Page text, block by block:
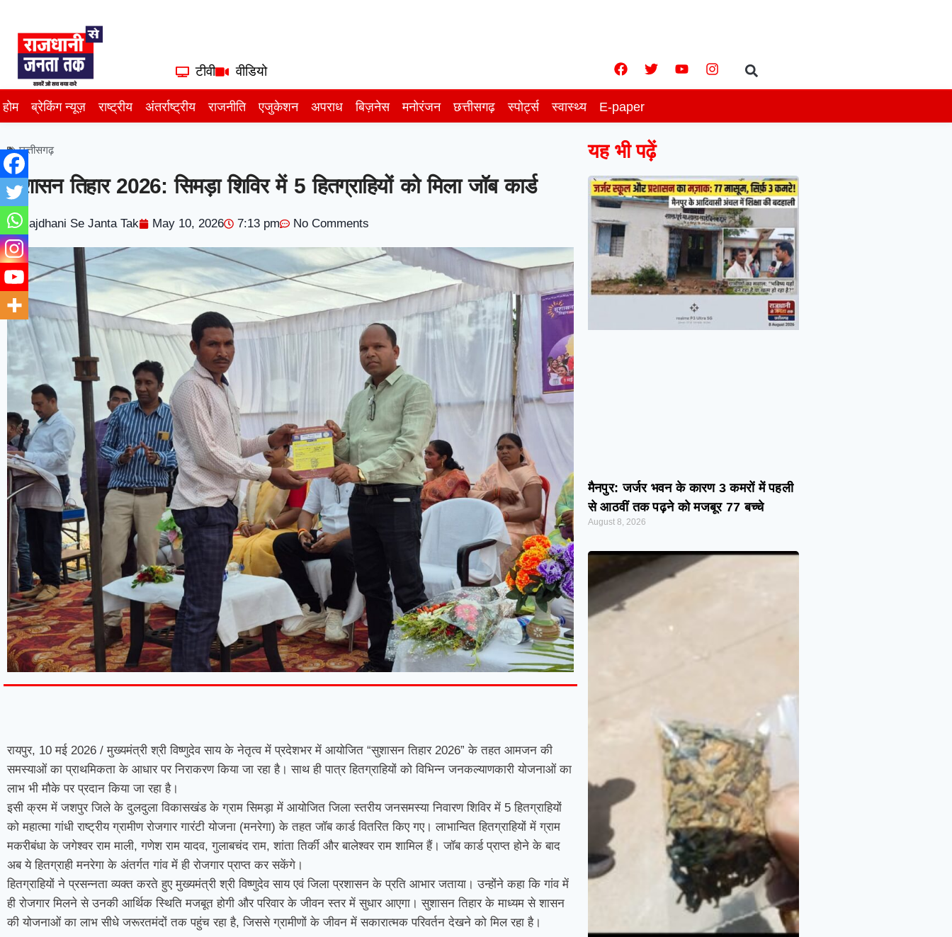
टीवी वीडियो
होम ब्रेकिंग न्यूज़ राष्ट्रीय अंतर्राष्ट्रीय राजनीति एजुकेशन अपराध बिज़नेस मनोरंजन छत्तीसगढ़ स्पोर्ट्स स्वास्थ्य E-paper
छत्तीसगढ़
सुशासन तिहार 2026: सिमड़ा शिविर में 5 हितग्राहियों को मिला जॉब कार्ड
Rajdhani Se Janta Tak May 10, 2026 7:13 pm No Comments
रायपुर, 10 मई 2026 / मुख्यमंत्री श्री विष्णुदेव साय के नेतृत्व में प्रदेशभर में आयोजित “सुशासन तिहार 2026” के तहत आमजन की
समस्याओं का प्राथमिकता के आधार पर निराकरण किया जा रहा है। साथ ही पात्र हितग्राहियों को विभिन्न जनकल्याणकारी योजनाओं का
लाभ भी मौके पर प्रदान किया जा रहा है।
इसी क्रम में जशपुर जिले के दुलदुला विकासखंड के ग्राम सिमड़ा में आयोजित जिला स्तरीय जनसमस्या निवारण शिविर में 5 हितग्राहियों
को महात्मा गांधी राष्ट्रीय ग्रामीण रोजगार गारंटी योजना (मनरेगा) के तहत जॉब कार्ड वितरित किए गए। लाभान्वित हितग्राहियों में ग्राम
मकरीबंधा के जगेश्वर राम माली, गणेश राम यादव, गुलाबचंद राम, शांता तिर्की और बालेश्वर राम शामिल हैं। जॉब कार्ड प्राप्त होने के बाद
अब ये हितग्राही मनरेगा के अंतर्गत गांव में ही रोजगार प्राप्त कर सकेंगे।
हितग्राहियों ने प्रसन्नता व्यक्त करते हुए मुख्यमंत्री श्री विष्णुदेव साय एवं जिला प्रशासन के प्रति आभार जताया। उन्होंने कहा कि गांव में
ही रोजगार मिलने से उनकी आर्थिक स्थिति मजबूत होगी और परिवार के जीवन स्तर में सुधार आएगा। सुशासन तिहार के माध्यम से शासन
की योजनाओं का लाभ सीधे जरूरतमंदों तक पहुंच रहा है, जिससे ग्रामीणों के जीवन में सकारात्मक परिवर्तन देखने को मिल रहा है।
यह भी पढ़ें
मैनपुर: जर्जर भवन के कारण 3 कमरों में पहली
से आठवीं तक पढ़ने को मजबूर 77 बच्चे
August 8, 2026